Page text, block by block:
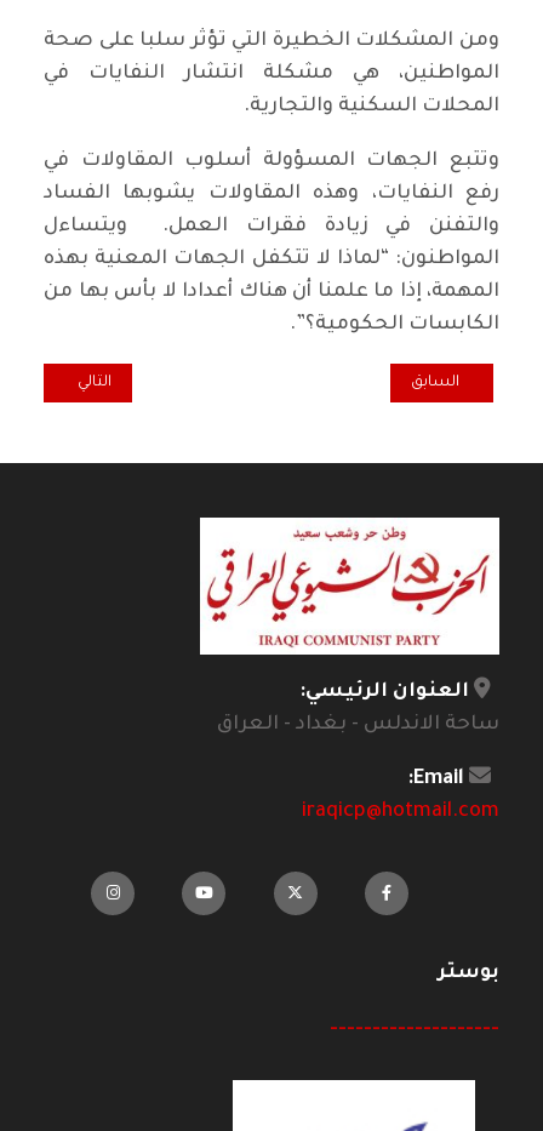
ومن المشكلات الخطيرة التي تؤثر سلبا على صحة
المواطنين، هي مشكلة انتشار النفايات في
المحلات السكنية والتجارية.
وتتبع الجهات المسؤولة أسلوب المقاولات في
رفع النفايات، وهذه المقاولات يشوبها الفساد
والتفنن في زيادة فقرات العمل. ويتساءل
المواطنون: “لماذا لا تتكفل الجهات المعنية بهذه
المهمة، إذا ما علمنا أن هناك أعدادا لا بأس بها من
الكابسات الحكومية؟”.
المقال السابق: بمناسبة أربعينية رحيل الرفيق علي غفور
السابق المقال التالي:
التالي
العنوان الرئيسي:
ساحة الاندلس - بغداد - العراق
Email:
iraqicp@hotmail.com
بوستر
--------------------